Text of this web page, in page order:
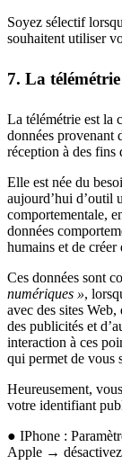
Soyez sélectif
souhaitent utiliser
7. La
La télémétrie est la
données provenant
réception à des fins
Elle est née du
aujourd’hui d’outil
comportementale,
données
humains et de créer
Ces données sont
numériques »,
avec des sites
des publicités et
interaction à ces
qui permet de vous
Heureusement,
votre identifiant
● IPhone :
Apple → désactivez